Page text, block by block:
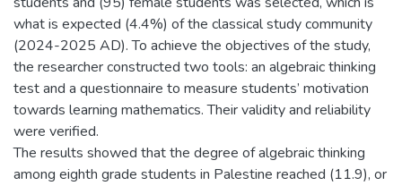
what is expected (4.4%) of the classical study community
(2024-2025 AD). To achieve the objectives of the study,
the researcher constructed two tools: an algebraic thinking
test and a questionnaire to measure students’ motivation
towards learning mathematics. Their validity and reliability
were verified.
The results showed that the degree of algebraic thinking
among eighth grade students in Palestine reached (11.9), or